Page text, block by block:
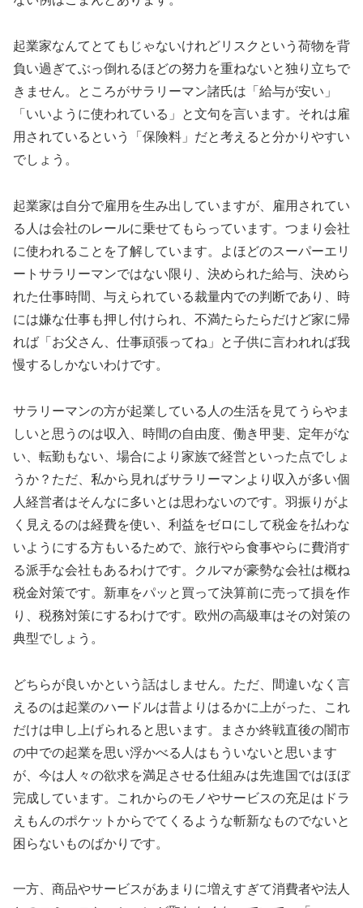
起業家なんてとてもじゃないけれどリスクという荷物を背
負い過ぎてぶっ倒れるほどの努力を重ねないと独り立ちで
きません。ところがサラリーマン諸氏は「給与が安い」
「いいように使われている」と文句を言います。それは雇
用されているという「保険料」だと考えると分かりやすい
でしょう。
起業家は自分で雇用を生み出していますが、雇用されてい
る人は会社のレールに乗せてもらっています。つまり会社
に使われることを了解しています。よほどのスーパーエリ
ートサラリーマンではない限り、決められた給与、決めら
れた仕事時間、与えられている裁量内での判断であり、時
には嫌な仕事も押し付けられ、不満たらたらだけど家に帰
れば「お父さん、仕事頑張ってね」と子供に言われれば我
慢するしかないわけです。
サラリーマンの方が起業している人の生活を見てうらやま
しいと思うのは収入、時間の自由度、働き甲斐、定年がな
い、転勤もない、場合により家族で経営といった点でしょ
うか？ただ、私から見ればサラリーマンより収入が多い個
人経営者はそんなに多いとは思わないのです。羽振りがよ
く見えるのは経費を使い、利益をゼロにして税金を払わな
いようにする方もいるためで、旅行やら食事やらに費消す
る派手な会社もあるわけです。クルマが豪勢な会社は概ね
税金対策です。新車をパッと買って決算前に売って損を作
り、税務対策にするわけです。欧州の高級車はその対策の
典型でしょう。
どちらが良いかという話はしません。ただ、間違いなく言
えるのは起業のハードルは昔よりはるかに上がった、これ
だけは申し上げられると思います。まさか終戦直後の闇市
の中での起業を思い浮かべる人はもういないと思います
が、今は人々の欲求を満足させる仕組みは先進国ではほぼ
完成しています。これからのモノやサービスの充足はドラ
えもんのポケットからでてくるような斬新なものでないと
困らないものばかりです。
一方、商品やサービスがあまりに増えすぎて消費者や法人